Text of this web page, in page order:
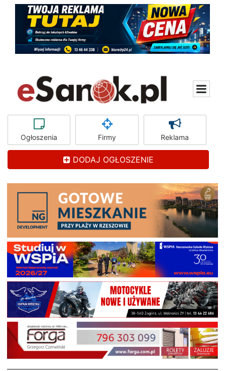
Ogłoszenia Firmy Reklama
DODAJ OGŁOSZENIE